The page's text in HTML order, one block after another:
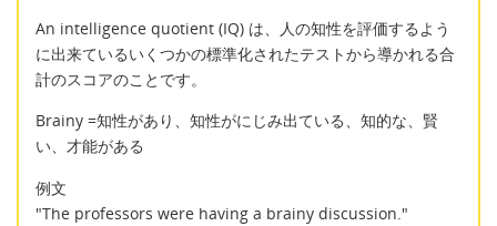
An intelligence quotient (IQ) は、人の知性を評価するよう
に出来ているいくつかの標準化されたテストから導かれる合
計のスコアのことです。
Brainy =知性があり、知性がにじみ出ている、知的な、賢
い、才能がある
例文
"The professors were having a brainy discussion."